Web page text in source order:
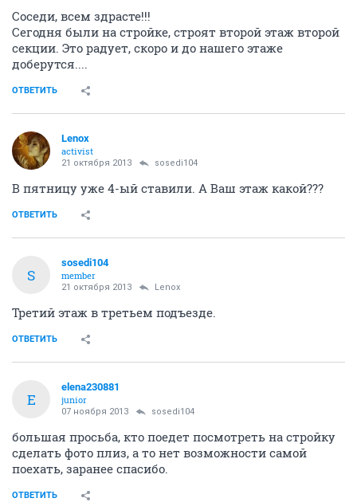
Соседи, всем здрасте!!!
Сегодня были на стройке, строят второй этаж второй
секции. Это радует, скоро и до нашего этаже
доберутся....
ОТВЕТИТЬ
Lenox
activist
21 октября 2013 sosedi104
В пятницу уже 4-ый ставили. А Ваш этаж какой???
ОТВЕТИТЬ
S
sosedi104
member
21 октября 2013 Lenox
Третий этаж в третьем подъезде.
ОТВЕТИТЬ
E
elena230881
junior
07 ноября 2013 sosedi104
большая просьба, кто поедет посмотреть на стройку
сделать фото плиз, а то нет возможности самой
поехать, заранее спасибо.
ОТВЕТИТЬ